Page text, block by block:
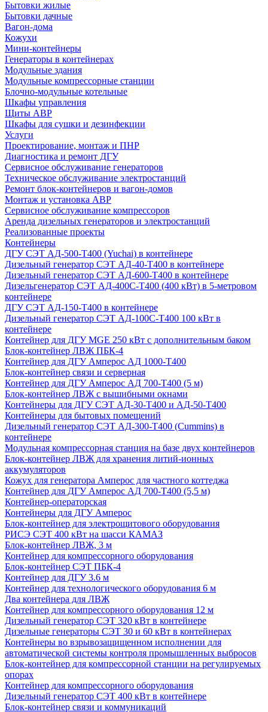
Бытовки жилые
Бытовки дачные
Вагон-дома
Кожухи
Мини-контейнеры
Генераторы в контейнерах
Модульные здания
Модульные компрессорные станции
Блочно-модульные котельные
Шкафы управления
Щиты АВР
Шкафы для сушки и дезинфекции
Услуги
Проектирование, монтаж и ПНР
Диагностика и ремонт ДГУ
Сервисное обслуживание генераторов
Техническое обслуживание электростанций
Ремонт блок-контейнеров и вагон-домов
Монтаж и установка АВР
Сервисное обслуживание компрессоров
Аренда дизельных генераторов и электростанций
Реализованные проекты
Контейнеры
ДГУ СЭТ АД-500-Т400 (Yuchai) в контейнере
Дизельный генератор СЭТ АД-40-Т400 в контейнере
Дизельный генератор СЭТ АД-600-Т400 в контейнере
Дизельгенератор СЭТ АД-400С-Т400 (400 кВт) в 5-метровом
контейнере
ДГУ СЭТ АД-150-Т400 в контейнере
Дизельный генератор СЭТ АД-100С-Т400 100 кВт в
контейнере
Контейнер для ДГУ MGE 250 кВт с дополнительным баком
Блок-контейнер ЛВЖ ПБК-4
Контейнер для ДГУ Амперос АД 1000-Т400
Блок-контейнер связи и серверная
Контейнер для ДГУ Амперос АД 700-Т400 (5 м)
Блок-контейнер ЛВЖ с вышибными окнами
Контейнеры для ДГУ СЭТ АД-30-Т400 и АД-50-Т400
Контейнеры для бытовых помещений
Дизельный генератор СЭТ АД-300-Т400 (Cummins) в
контейнере
Модульная компрессорная станция на базе двух контейнеров
Блок-контейнер ЛВЖ для хранения литий-ионных
аккумуляторов
Кожух для генератора Амперос для частного коттеджа
Контейнер для ДГУ Амперос АД 700-Т400 (5,5 м)
Контейнер-операторская
Контейнеры для ДГУ Амперос
Блок-контейнер для электрощитового оборудования
РИСЭ СЭТ 400 кВт на шасси КАМАЗ
Блок-контейнер ЛВЖ, 3 м
Контейнер для компрессорного оборудования
Блок-контейнер СЭТ ПБК-4
Контейнер для ДГУ 3.6 м
Контейнер для технологического оборудования 6 м
Два контейнера для ЛВЖ
Контейнер для компрессорного оборудования 12 м
Дизельный генератор СЭТ 320 кВт в контейнере
Дизельные генераторы СЭТ 30 и 60 кВт в контейнерах
Контейнеры во взрывозащищенном исполнении для
автоматической системы контроля промышленных выбросов
Блок-контейнер для компрессорной станции на регулируемых
опорах
Контейнер для компрессорного оборудования
Дизельный генератор СЭТ 400 кВт в контейнере
Блок-контейнер связи и коммуникаций